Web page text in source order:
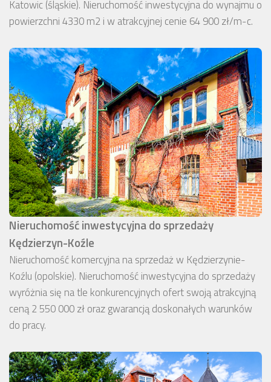
Katowic (śląskie). Nieruchomość inwestycyjna do wynajmu o
powierzchni 4330 m2 i w atrakcyjnej cenie 64 900 zł/m-c.
Nieruchomość inwestycyjna do sprzedaży
Kędzierzyn-Koźle
Nieruchomość komercyjna na sprzedaż w Kędzierzynie-
Koźlu (opolskie). Nieruchomość inwestycyjna do sprzedaży
wyróżnia się na tle konkurencyjnych ofert swoją atrakcyjną
ceną 2 550 000 zł oraz gwarancją doskonałych warunków
do pracy.